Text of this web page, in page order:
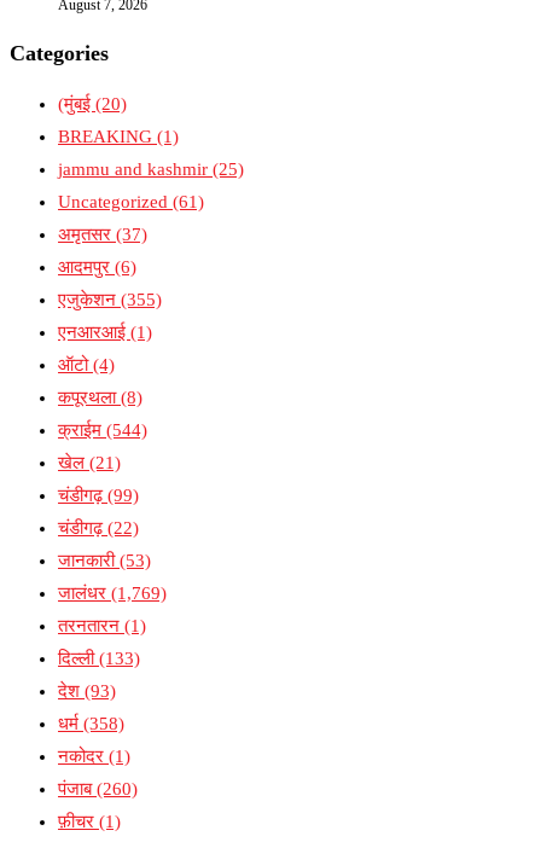
August 7, 2026
Categories
(मुंबई (20)
BREAKING (1)
jammu and kashmir (25)
Uncategorized (61)
अमृतसर (37)
आदमपुर (6)
एजुकेशन (355)
एनआरआई (1)
ऑटो(4)
कपूरथला(8)
क्राईम (544)
खेल (21)
चंडीगढ़(99)
चंडीगढ़(22)
जानकारी(53)
जालंधर (1,769)
तरनतारन (1)
दिल्ली(133)
देश (93)
धर्म (358)
नकोदर (1)
पंजाब(260)
फ़ीचर (1)